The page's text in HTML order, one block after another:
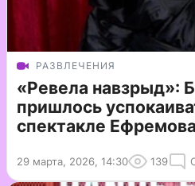
РАЗВЛЕЧЕНИЯ
«Ревела навзрыд»:
пришлось
спектакле Ефремова
29 марта, 2026, 14:30 139